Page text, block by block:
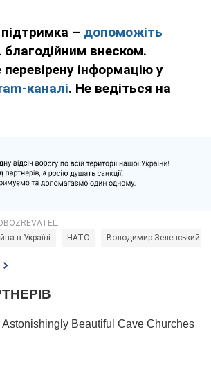
– допоможіть
благодійним внеском.
інформацію у
каналі. Не ведіться на
в Україні НАТО Володимир Зеленський